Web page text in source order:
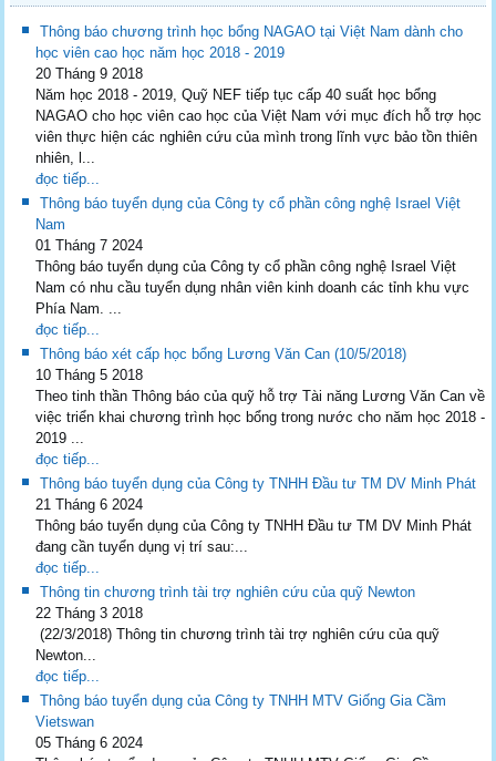
Thông báo chương trình học bổng NAGAO tại Việt Nam dành cho
học viên cao học năm học 2018 - 2019
20 Tháng 9 2018
Năm học 2018 - 2019, Quỹ NEF tiếp tục cấp 40 suất học bổng
NAGAO cho học viên cao học của Việt Nam với mục đích hỗ trợ học
viên thực hiện các nghiên cứu của mình trong lĩnh vực bảo tồn thiên
nhiên, l...
đọc tiếp...
Thông báo tuyển dụng của Công ty cổ phần công nghệ Israel Việt
Nam
01 Tháng 7 2024
Thông báo tuyển dụng của Công ty cổ phần công nghệ Israel Việt
Nam có nhu cầu tuyển dụng nhân viên kinh doanh các tỉnh khu vực
Phía Nam. ...
đọc tiếp...
Thông báo xét cấp học bổng Lương Văn Can (10/5/2018)
10 Tháng 5 2018
Theo tinh thần Thông báo của quỹ hỗ trợ Tài năng Lương Văn Can về
việc triển khai chương trình học bổng trong nước cho năm học 2018 -
2019 ...
đọc tiếp...
Thông báo tuyển dụng của Công ty TNHH Đầu tư TM DV Minh Phát
21 Tháng 6 2024
Thông báo tuyển dụng của Công ty TNHH Đầu tư TM DV Minh Phát
đang cần tuyển dụng vị trí sau:...
đọc tiếp...
Thông tin chương trình tài trợ nghiên cứu của quỹ Newton
22 Tháng 3 2018
(22/3/2018) Thông tin chương trình tài trợ nghiên cứu của quỹ
Newton...
đọc tiếp...
Thông báo tuyển dụng của Công ty TNHH MTV Giống Gia Cầm
Vietswan
05 Tháng 6 2024